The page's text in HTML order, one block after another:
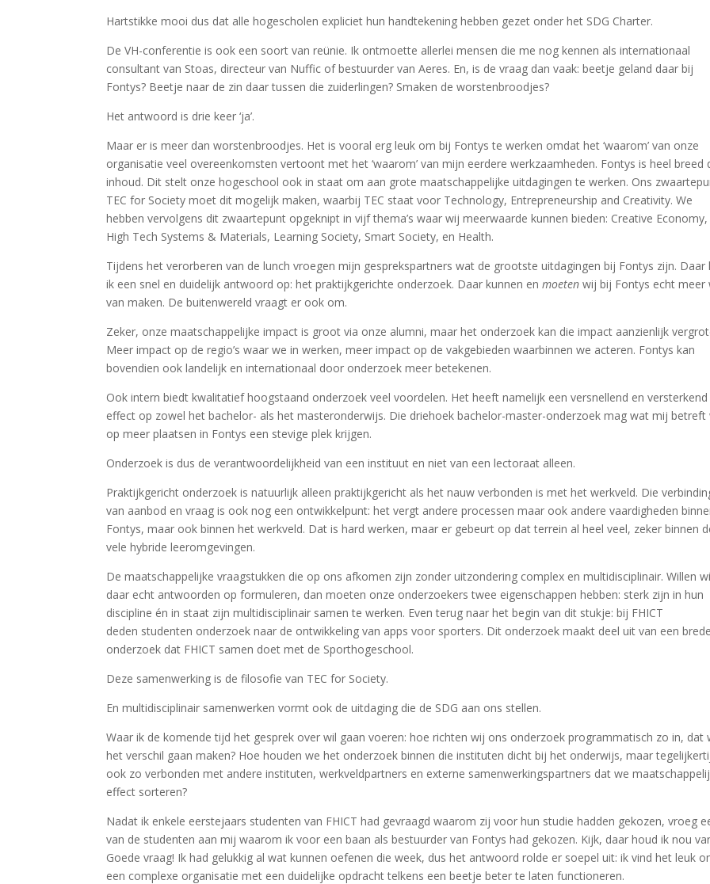
Hartstikke mooi dus dat alle hogescholen expliciet hun handtekening hebben gezet onder het SDG Charter.
De VH-conferentie is ook een soort van reünie. Ik ontmoette allerlei mensen die me nog kennen als internationaal
consultant van Stoas, directeur van Nuffic of bestuurder van Aeres. En, is de vraag dan vaak: beetje geland daar bij
Fontys? Beetje naar de zin daar tussen die zuiderlingen? Smaken de worstenbroodjes?
Het antwoord is drie keer ‘ja’.
Maar er is meer dan worstenbroodjes. Het is vooral erg leuk om bij Fontys te werken omdat het ‘waarom’ van onze
organisatie veel overeenkomsten vertoont met het ‘waarom’ van mijn eerdere werkzaamheden. Fontys is heel breed
inhoud. Dit stelt onze hogeschool ook in staat om aan grote maatschappelijke uitdagingen te werken. Ons
TEC for Society moet dit mogelijk maken, waarbij TEC staat voor Technology, Entrepreneurship and Creativity. We
hebben vervolgens dit zwaartepunt opgeknipt in vijf thema’s waar wij meerwaarde kunnen bieden: Creative Economy,
High Tech Systems & Materials, Learning Society, Smart Society, en Health.
Tijdens het verorberen van de lunch vroegen mijn gesprekspartners wat de grootste uitdagingen bij Fontys zijn. Daar
ik een snel en duidelijk antwoord op: het praktijkgerichte onderzoek. Daar kunnen enmoeten wij bij Fontys echt meer
van maken. De buitenwereld vraagt er ook om.
Zeker, onze maatschappelijke impact is groot via onze alumni, maar het onderzoek kan die impact aanzienlijk
Meer impact op de regio’s waar we in werken, meer impact op de vakgebieden waarbinnen we acteren. Fontys kan
bovendien ook landelijk en internationaal door onderzoek meer betekenen.
Ook intern biedt kwalitatief hoogstaand onderzoek veel voordelen. Het heeft namelijk een versnellend en versterkend
effect op zowel het bachelor- als het masteronderwijs. Die driehoek bachelor-master-onderzoek mag wat mij betreft
op meer plaatsen in Fontys een stevige plek krijgen.
Onderzoek is dus de verantwoordelijkheid van een instituut en niet van een lectoraat alleen.
Praktijkgericht onderzoek is natuurlijk alleen praktijkgericht als het nauw verbonden is met het werkveld. Die
van aanbod en vraag is ook nog een ontwikkelpunt: het vergt andere processen maar ook andere vaardigheden
Fontys, maar ook binnen het werkveld. Dat is hard werken, maar er gebeurt op dat terrein al heel veel, zeker binnen
vele hybride leeromgevingen.
De maatschappelijke vraagstukken die op ons afkomen zijn zonder uitzondering complex en multidisciplinair. Willen
daar echt antwoorden op formuleren, dan moeten onze onderzoekers twee eigenschappen hebben: sterk zijn in hun
discipline én in staat zijn multidisciplinair samen te werken. Even terug naar het begin van dit stukje: bij FHICT
deden studenten onderzoek naar de ontwikkeling van apps voor sporters. Dit onderzoek maakt deel uit van een
onderzoek dat FHICT samen doet met de Sporthogeschool.
Deze samenwerking is de filosofie van TEC for Society.
En multidisciplinair samenwerken vormt ook de uitdaging die de SDG aan ons stellen.
Waar ik de komende tijd het gesprek over wil gaan voeren: hoe richten wij ons onderzoek programmatisch zo in, dat
het verschil gaan maken? Hoe houden we het onderzoek binnen die instituten dicht bij het onderwijs, maar
ook zo verbonden met andere instituten, werkveldpartners en externe samenwerkingspartners dat we
effect sorteren?
Nadat ik enkele eerstejaars studenten van FHICT had gevraagd waarom zij voor hun studie hadden gekozen, vroeg
van de studenten aan mij waarom ik voor een baan als bestuurder van Fontys had gekozen. Kijk, daar houd ik nou
Goede vraag! Ik had gelukkig al wat kunnen oefenen die week, dus het antwoord rolde er soepel uit: ik vind het leuk
een complexe organisatie met een duidelijke opdracht telkens een beetje beter te laten functioneren.